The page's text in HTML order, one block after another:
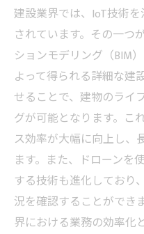
建設業界では、IoT技術
されています。その一つ
ションモデリング（BIM
よって得られる詳細な建
せることで、建物のライ
グが可能となります。こ
ス効率が大幅に向上し、
ます。また、ドローンを
する技術も進化しており
況を確認することができ
界における業務の効率化